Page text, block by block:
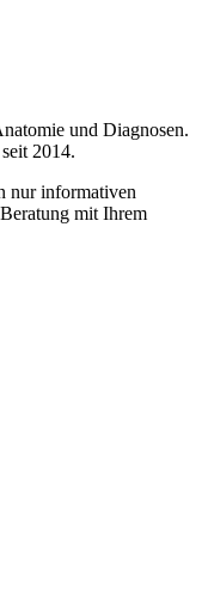
und Diagnosen.
2014.
nur informativen
mit Ihrem